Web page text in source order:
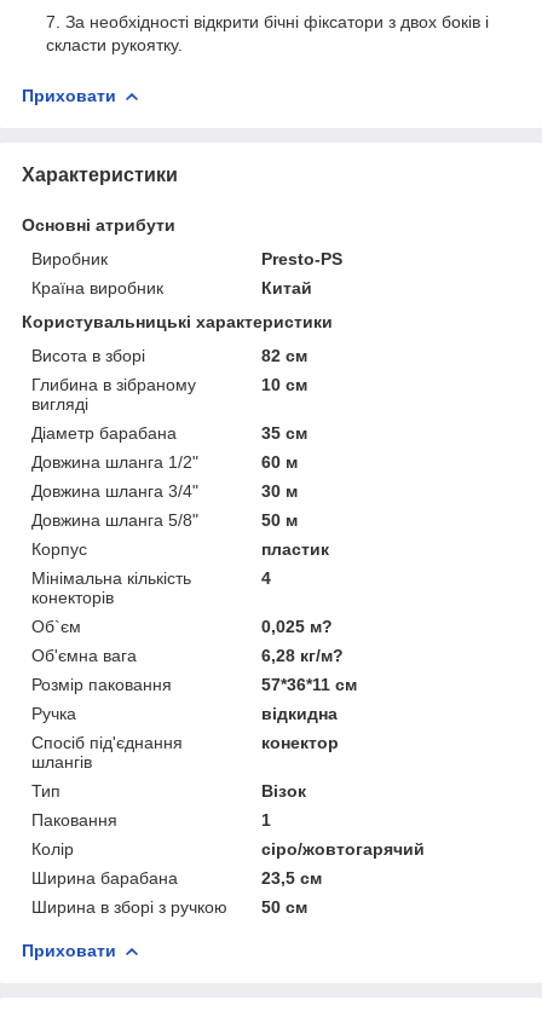
За необхідності відкрити бічні фіксатори з двох боків і
скласти рукоятку.
Приховати
Характеристики
Основні атрибути
Виробник
Presto-PS
Країна виробник
Китай
Користувальницькі характеристики
Висота в зборі
82 см
Глибина в зібраному
вигляді
10 см
Діаметр барабана
35 см
Довжина шланга 1/2"
60 м
Довжина шланга 3/4"
30 м
Довжина шланга 5/8"
50 м
Корпус
пластик
Мінімальна кількість
конекторів
4
Об`єм
0,025 м?
Об'ємна вага
6,28 кг/м?
Розмір паковання
57*36*11 см
Ручка
відкидна
Спосіб під'єднання
шлангів
конектор
Тип
Візок
Паковання
1
Колір
сіро/жовтогарячий
Ширина барабана
23,5 см
Ширина в зборі з ручкою
50 см
Приховати